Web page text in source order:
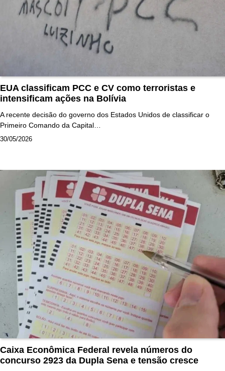
EUA classificam PCC e CV como terroristas e
intensificam ações na Bolívia
A recente decisão do governo dos Estados Unidos de classificar o
Primeiro Comando da Capital…
30/05/2026
Caixa Econômica Federal revela números do
concurso 2923 da Dupla Sena e tensão cresce